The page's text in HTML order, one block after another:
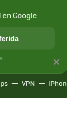
VPN
×
Google